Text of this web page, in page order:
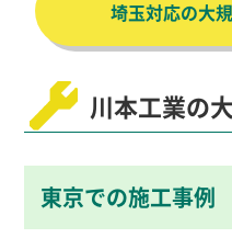
埼玉対応の大
川本工業の
東京での施工事例